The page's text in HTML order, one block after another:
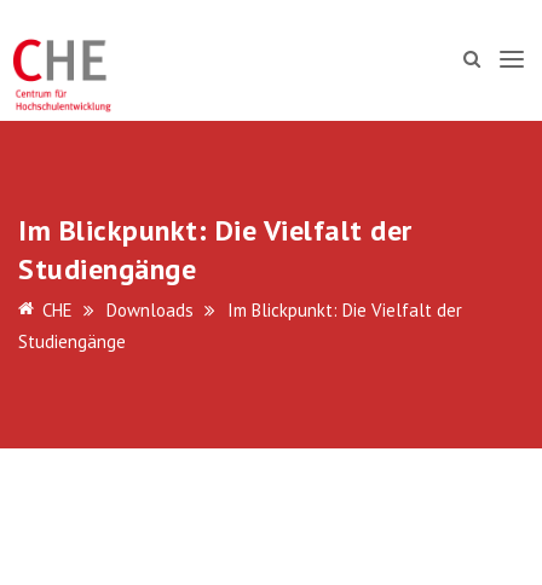
Im Blickpunkt: Die Vielfalt der
Studiengänge
CHE Downloads
Im Blickpunkt: Die Vielfalt der
Studiengänge